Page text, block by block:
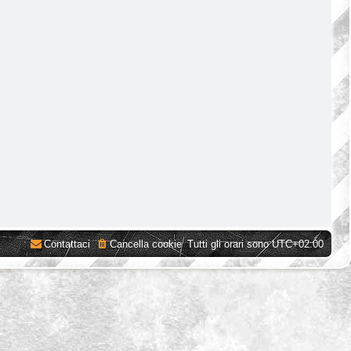
Tutti gli orari sonoUTC+02:00
Cancella cookie
Contattaci